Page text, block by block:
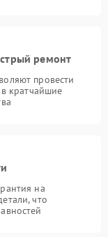
ремонт
провести
в кратчайшие
на
что